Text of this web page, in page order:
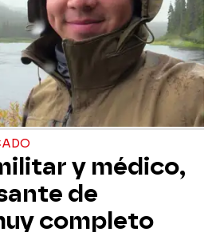
y médico,
de
completo